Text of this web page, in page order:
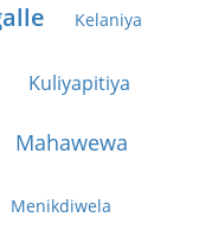
Kelaniya
Kuliyapitiya
Mahawewa
Menikdiwela